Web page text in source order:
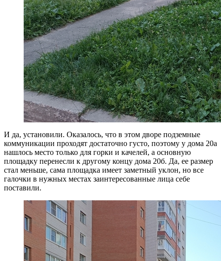
И да, установили. Оказалось, что в этом дворе подземные
коммуникации проходят достаточно густо, поэтому у дома 20а
нашлось место только для горки и качелей, а основную
площадку перенесли к другому концу дома 20б. Да, ее размер
стал меньше, сама площадка имеет заметный уклон, но все
галочки в нужных местах заинтересованные лица себе
поставили.